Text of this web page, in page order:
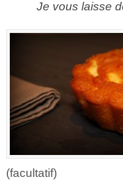
Je vous laisse
(facultatif)